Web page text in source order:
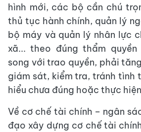
hình mới, các bộ cần chú
thủ tục hành chính, quản lý
bộ máy và quản lý nhân lực
xã... theo đúng thẩm
song với trao quyền, phải
giám sát, kiểm tra, tránh tình
hiểu chưa đúng hoặc thực
Về cơ chế tài chính – ngân
đạo xây dựng cơ chế tài